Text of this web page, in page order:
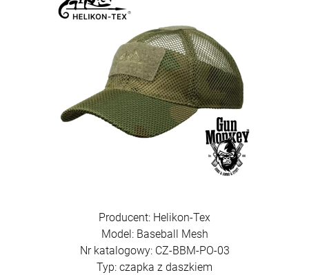
Karabin samopowtarzalny AR15 IWI ZION
Z-15 lufa 12.5" kal. 5,56x45mm/.223Rem
6 500,00 zł
Producent: Helikon-Tex
Model: Baseball Mesh
Nr katalogowy: CZ-BBM-PO-03
Typ: czapka z daszkiem